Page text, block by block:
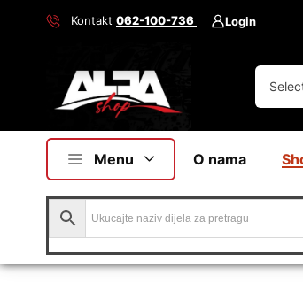
Kontakt 062-100-736 Login
Menu O nama